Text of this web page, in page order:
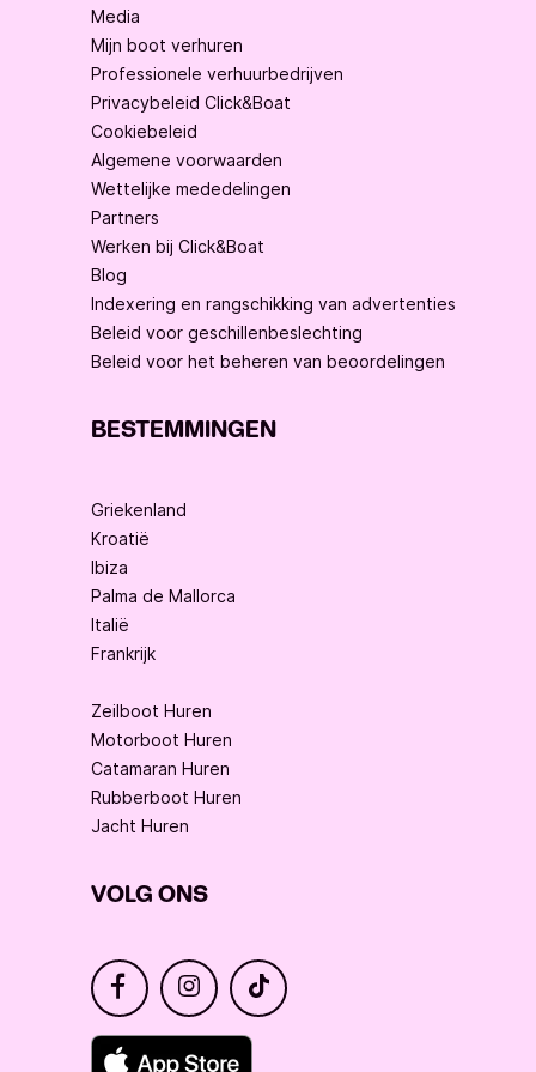
Media
Mijn boot verhuren
Professionele verhuurbedrijven
Privacybeleid Click&Boat
Cookiebeleid
Algemene voorwaarden
Wettelijke mededelingen
Partners
Werken bij Click&Boat
Blog
Indexering en rangschikking van advertenties
Beleid voor geschillenbeslechting
Beleid voor het beheren van beoordelingen
BESTEMMINGEN
Griekenland
Kroatië
Ibiza
Palma de Mallorca
Italië
Frankrijk
Zeilboot Huren
Motorboot Huren
Catamaran Huren
Rubberboot Huren
Jacht Huren
VOLG ONS